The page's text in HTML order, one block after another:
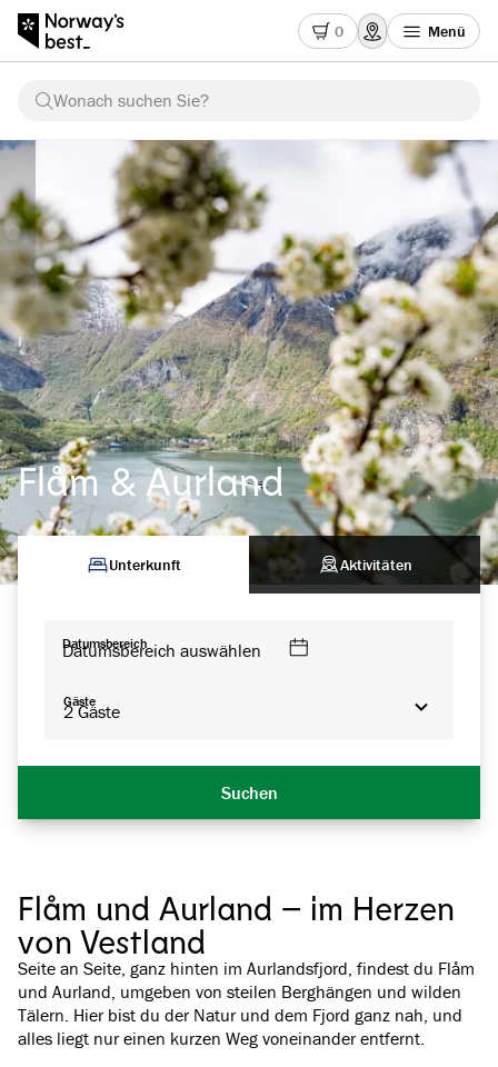
0 Menü
Wonach suchen Sie?
Flåm & Aurland
Unterkunft Aktivitäten
Datumsbereich
Datumsbereich auswählen
Gäste
2 Gäste
Suchen
Flåm und Aurland – im Herzen
von Vestland
Seite an Seite, ganz hinten im Aurlandsfjord, findest du Flåm
und Aurland, umgeben von steilen Berghängen und wilden
Tälern. Hier bist du der Natur und dem Fjord ganz nah, und
alles liegt nur einen kurzen Weg voneinander entfernt.